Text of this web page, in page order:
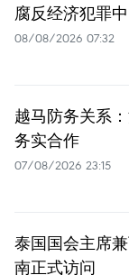
腐反经济犯罪
08/08/2026 07:32
越马防务关系
务实合作
07/08/2026 23:15
泰国国会主席
南正式访问